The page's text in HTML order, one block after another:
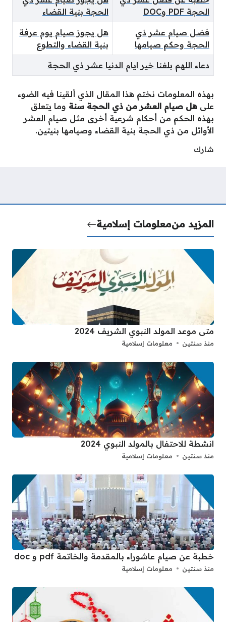
الحجة PDF وDOC
الحجة بنية القضاء
فضل صيام عشر ذي
الحجة وحكم صيامها
هل يجوز صيام يوم عرفة
بنية القضاء والتطوع
دعاء اللهم بلغنا خير ايام الدنيا عشر ذي الحجة
بهذه المعلومات نختم هذا المقال الذي ألقينا فيه الضوء
على هل صيام العشر من ذي الحجة سنة وما يتعلق
بهذه الحكم من أحكام شرعية أخرى مثل صيام العشر
الأوائل من ذي الحجة بنية القضاء وصيامها بنيتين.
شارك
المزيد منمعلومات إسلامية
متى موعد المولد النبوي الشريف 2024
منذ سنتين معلومات إسلامية
انشطة للاحتفال بالمولد النبوي 2024
منذ سنتين معلومات إسلامية
خطبة عن صيام عاشوراء بالمقدمة والخاتمة pdf و doc
منذ سنتين معلومات إسلامية